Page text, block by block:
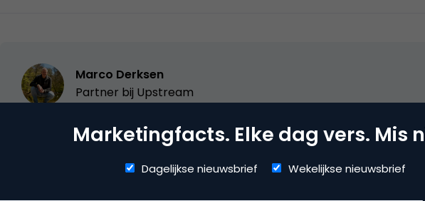
Marco Derksen
Partner bij Upstream
Oprichter/partner Upstream, Marketingfacts, Arnhem Direct, SportNext,
VPRO, Bestuur Luxor Live, social business, onderwijs, fotografie en vader!
Marketingfacts. Elke dag vers. Mis
Dagelijkse nieuwsbrief Wekelijkse nieuwsbrief